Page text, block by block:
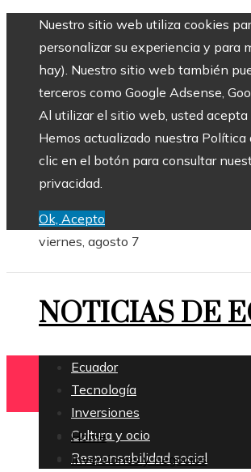
Nuestro sitio web utiliza cookies
personalizar su experiencia y para
hay). Nuestro sitio web también
terceros como Google Adsense,
Al utilizar el sitio web, usted acepta
Hemos actualizado nuestra Política
clic en el botón para consultar
privacidad.
Ok, Acepto
viernes, agosto 7
NOTICIAS DE
Ecuador
Tecnología
Inversiones
Cultura y ocio
Responsabilidad social
Home
Inversiones y negocios